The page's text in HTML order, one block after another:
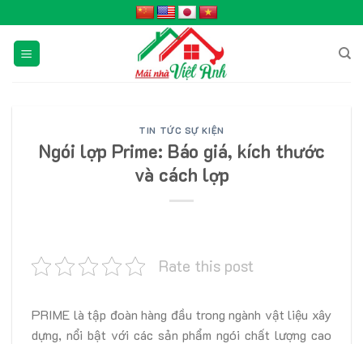
to
content
TIN TỨC SỰ KIỆN
Ngói lợp Prime: Báo giá, kích thước
và cách lợp
Rate this post
PRIME là tập đoàn hàng đầu trong ngành vật liệu xây
dựng, nổi bật với các sản phẩm ngói chất lượng cao